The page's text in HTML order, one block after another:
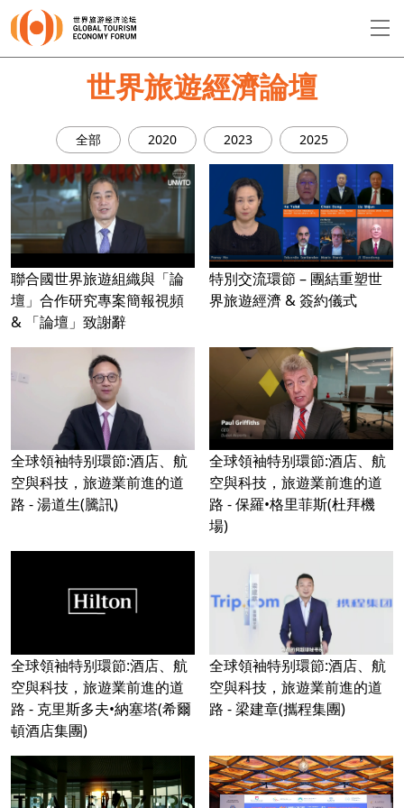
繁 简
關於論壇
論壇議程
演講者
世界旅遊經濟論壇
全部 2020 2023 2025
聯合國世界旅遊組織與「論
壇」合作研究專案簡報視頻
& 「論壇」致謝辭
特別交流環節 – 團結重塑世
界旅遊經濟 & 簽約儀式
全球領袖特别環節:酒店、航
空與科技，旅遊業前進的道
路 - 湯道生(騰訊)
全球領袖特别環節:酒店、航
空與科技，旅遊業前進的道
路 - 保羅•格里菲斯(杜拜機
場)
全球領袖特别環節:酒店、航
空與科技，旅遊業前進的道
路 - 克里斯多夫•納塞塔(希爾
頓酒店集團)
全球領袖特别環節:酒店、航
空與科技，旅遊業前進的道
路 - 梁建章(攜程集團)